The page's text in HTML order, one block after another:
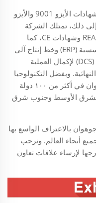
حاليًّا، نجحت شركة جوهوان في اجتياز شهادات الأيزو 9001 والأيزو
بالإضافة إلى ذلك، تمتلك الشركة
شهادة CRP وتقارير الامتثال لتشريع REACH وشهادات CE، كما
تمتلك نظام إدارة متكامل للبيانات المؤسسية (ERP) وخط إنتاج آلي
بالكامل يعتمد على نظام التحكم الموزَّع (DCS) لإكمال العملية
وبفضل التكنولوجيا
المتقدمة والاحترافية، تُباع منتجات جوهوان في أكثر من ١٠٠ دولة
والشرق الأوسط وجنوب شرق
بالاعتراف الواسع بها
أنحاء العالم. ونرحب
لإرساء علاقات تعاون